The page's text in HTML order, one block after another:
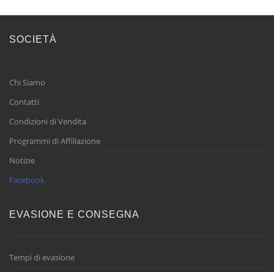
SOCIETÀ
Chi Siamo
Contatti
Condizioni di Vendita
Programmi di Affiliazione
Notizie
Facebook
EVASIONE E CONSEGNA
Tempi di evasione